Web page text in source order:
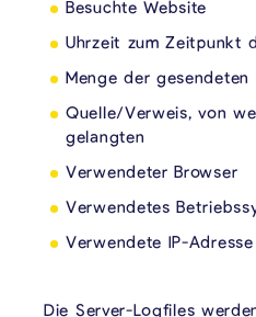
Besuchte Website
Uhrzeit zum Zeitpunkt
Menge der gesendeten
Quelle/Verweis, von
gelangten
Verwendeter Browser
Verwendetes
Verwendete IP-Adresse
Die Server-Logfiles